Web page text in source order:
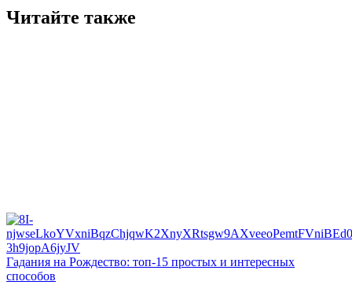
Читайте также
Гадания на Рождество: топ-15 простых и интересных
способов